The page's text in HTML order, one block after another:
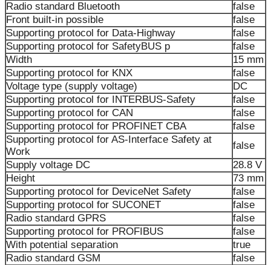
Radio standard Bluetooth
false
Front built-in possible
false
Supporting protocol for Data-Highway
false
Supporting protocol for SafetyBUS p
false
Width
15 mm
Supporting protocol for KNX
false
Voltage type (supply voltage)
DC
Supporting protocol for INTERBUS-Safety
false
Supporting protocol for CAN
false
Supporting protocol for PROFINET CBA
false
Supporting protocol for AS-Interface Safety at
Work
false
Supply voltage DC
28.8 V
Height
73 mm
Supporting protocol for DeviceNet Safety
false
Supporting protocol for SUCONET
false
Radio standard GPRS
false
Supporting protocol for PROFIBUS
false
With potential separation
true
Radio standard GSM
false